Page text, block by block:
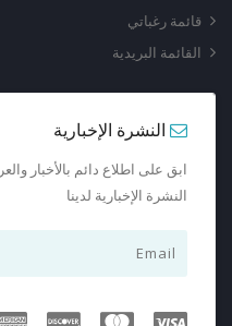
قائمة رغباتي
القائمة البريدية
النشرة الإخبارية
ابق على اطلاع دائم بالأخبار
النشرة الإخبارية لدينا